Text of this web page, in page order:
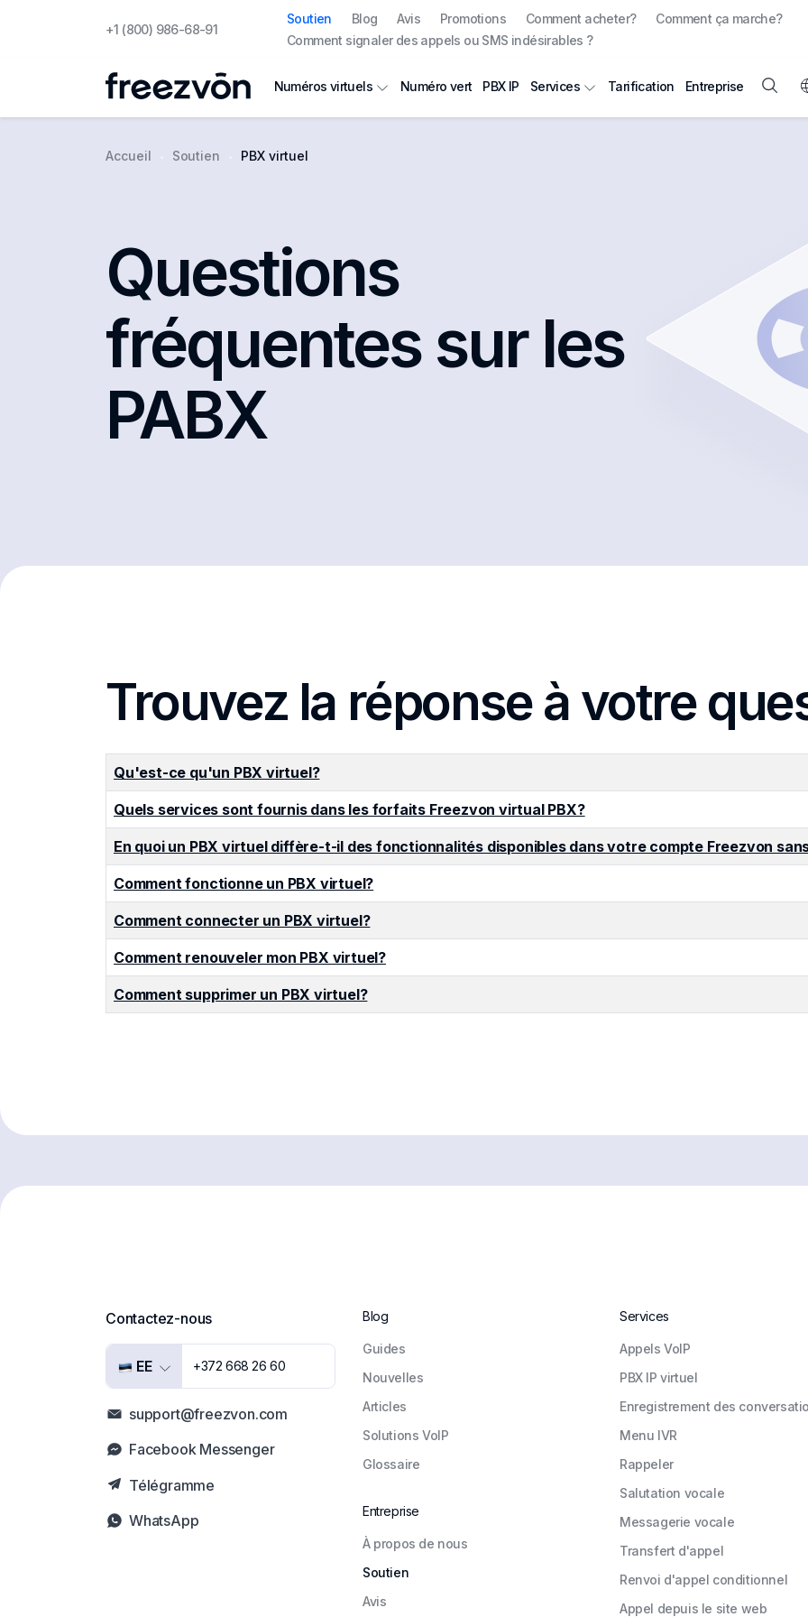
+1 (800) 986-68-91
Soutien Blog Avis Promotions Comment acheter?
Comment ça marche?
Comment signaler des appels ou SMS indésirables ?
Numéros virtuels Numéro vert PBX IP Services Tarification Entreprise
Accueil Soutien PBX virtuel
Questions
fréquentes sur les
PABX
Trouvez la réponse à votre
Titre
Qu'est-ce qu'un PBX virtuel?
Quels services sont fournis dans les forfaits Freezvon virtual PBX?
En quoi un PBX virtuel diffère-t-il des fonctionnalités disponibles dans votre compte Freezvon
Comment fonctionne un PBX virtuel?
Comment connecter un PBX virtuel?
Comment renouveler mon PBX virtuel?
Comment supprimer un PBX virtuel?
Contactez-nous
EE +372 668 26 60
support@freezvon.com
Facebook Messenger
Télégramme
WhatsApp
Blog
Guides
Nouvelles
Articles
Solutions VoIP
Glossaire
Entreprise
À propos de nous
Soutien
Avis
Services
Appels VoIP
PBX IP virtuel
Enregistrement des
Menu IVR
Rappeler
Salutation vocale
Messagerie vocale
Transfert d'appel
Renvoi d'appel conditionnel
Appel depuis le site web